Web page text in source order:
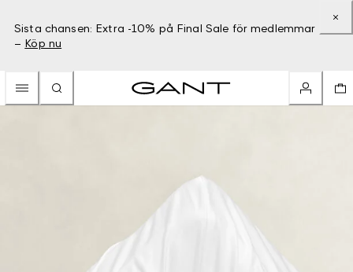
Sista chansen: Extra -10% på Final Sale för medlemmar
– Köp nu